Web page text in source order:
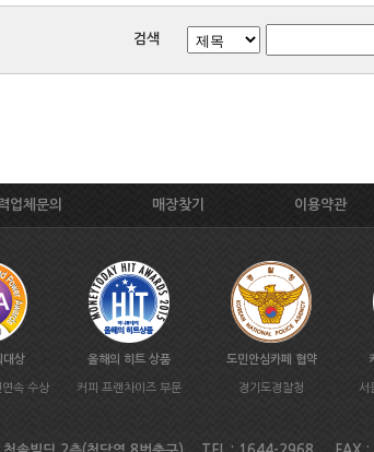
검색
업체문의 매장찾기 이용약관
대상
속 수상
올해의 히트 상품
커피 프랜차이즈 부문
도민안심카페 협약
경기도경찰청 서